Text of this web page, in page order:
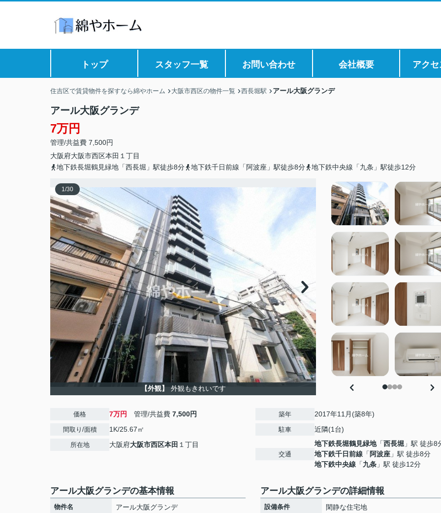
トップ スタッフ一覧 お問い合わせ 会社概要 アク
住吉区で賃貸物件を探すなら綿やホーム 大阪市西区の物件一覧 西長堀駅 アール大阪グランデ
アール大阪グランデ
7万円
管理/共益費 7,500円
大阪府大阪市西区本田 １丁目
地下鉄長堀鶴見緑地「西長堀」駅徒歩8分
地下鉄千日前線「阿波座」駅徒歩8分 地下鉄中央線「九条」駅徒歩12分
1/30
【外観】 外観もきれいです
価格 7万円 管理/共益費 7,500円
間取り/面積 1K/25.67㎡
所在地 大阪府大阪市西区本田 １丁目
築年 2017年11月(築8年)
駐車 近隣(1台)
交通
地下鉄長堀鶴見緑地「西長堀 」駅 徒歩8
地下鉄千日前線 「 阿波座 」駅 徒歩8分
地下鉄中央線 「九条 」駅 徒歩12分
アール大阪グランデの基本情報
物件名 アール大阪グランデ
アール大阪グランデの詳細情報
設備条件
閑静な住宅地